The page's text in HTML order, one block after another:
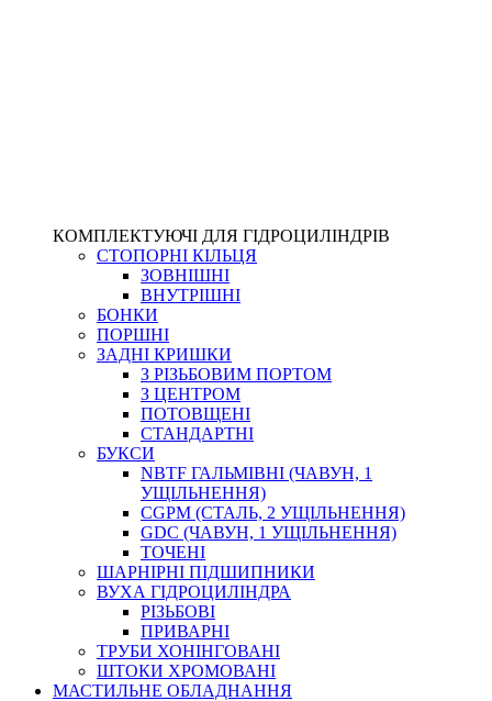
КОМПЛЕКТУЮЧІ ДЛЯ ГІДРОЦИЛІНДРІВ
СТОПОРНІ КІЛЬЦЯ
ЗОВНІШНІ
ВНУТРІШНІ
БОНКИ
ПОРШНІ
ЗАДНІ КРИШКИ
З РІЗЬБОВИМ ПОРТОМ
З ЦЕНТРОМ
ПОТОВЩЕНІ
СТАНДАРТНІ
БУКСИ
NBTF ГАЛЬМІВНІ (ЧАВУН, 1
УЩІЛЬНЕННЯ)
CGPM (СТАЛЬ, 2 УЩІЛЬНЕННЯ)
GDC (ЧАВУН, 1 УЩІЛЬНЕННЯ)
ТОЧЕНІ
ШАРНІРНІ ПІДШИПНИКИ
ВУХА ГІДРОЦИЛІНДРА
РІЗЬБОВІ
ПРИВАРНІ
ТРУБИ ХОНІНГОВАНІ
ШТОКИ ХРОМОВАНІ
МАСТИЛЬНЕ ОБЛАДНАННЯ